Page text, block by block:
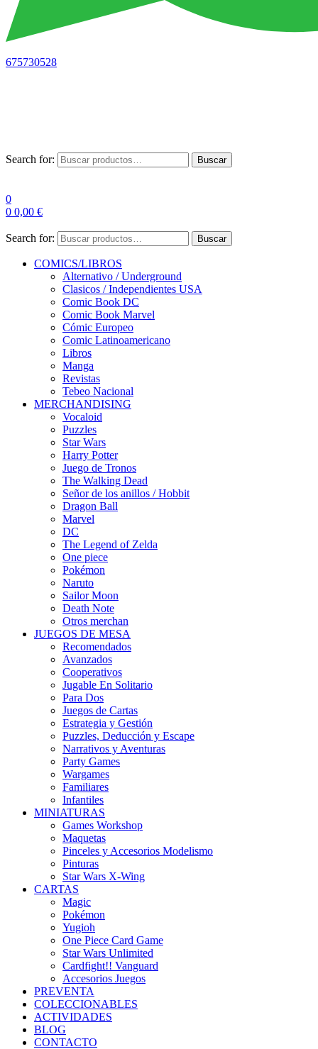
675730528
Search for: Buscar
0
0 0,00 €
Search for: Buscar
COMICS/LIBROS
Alternativo / Underground
Clasicos / Independientes USA
Comic Book DC
Comic Book Marvel
Cómic Europeo
Comic Latinoamericano
Libros
Manga
Revistas
Tebeo Nacional
MERCHANDISING
Vocaloid
Puzzles
Star Wars
Harry Potter
Juego de Tronos
The Walking Dead
Señor de los anillos / Hobbit
Dragon Ball
Marvel
DC
The Legend of Zelda
One piece
Pokémon
Naruto
Sailor Moon
Death Note
Otros merchan
JUEGOS DE MESA
Recomendados
Avanzados
Cooperativos
Jugable En Solitario
Para Dos
Juegos de Cartas
Estrategia y Gestión
Puzzles, Deducción y Escape
Narrativos y Aventuras
Party Games
Wargames
Familiares
Infantiles
MINIATURAS
Games Workshop
Maquetas
Pinceles y Accesorios Modelismo
Pinturas
Star Wars X-Wing
CARTAS
Magic
Pokémon
Yugioh
One Piece Card Game
Star Wars Unlimited
Cardfight!! Vanguard
Accesorios Juegos
PREVENTA
COLECCIONABLES
ACTIVIDADES
BLOG
CONTACTO